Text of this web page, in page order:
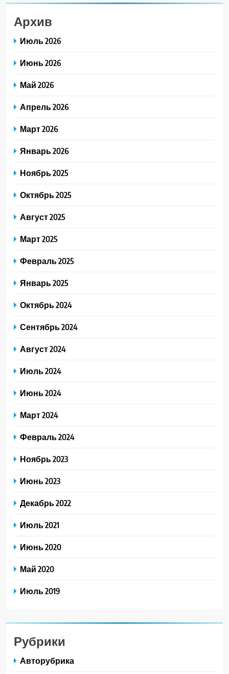
Архив
Июль 2026
Июнь 2026
Май 2026
Апрель 2026
Март 2026
Январь 2026
Ноябрь 2025
Октябрь 2025
Август 2025
Март 2025
Февраль 2025
Январь 2025
Октябрь 2024
Сентябрь 2024
Август 2024
Июль 2024
Июнь 2024
Март 2024
Февраль 2024
Ноябрь 2023
Июнь 2023
Декабрь 2022
Июль 2021
Июнь 2020
Май 2020
Июль 2019
Рубрики
Авторубрика